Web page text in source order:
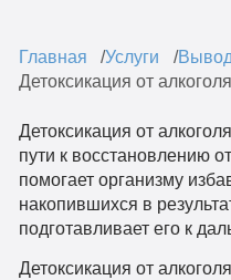
Главная Услуги
Детоксикация от алкоголя
Детоксикация от
пути к восстановлению
помогает организму
накопившихся в
подготавливает его к
Детоксикация от